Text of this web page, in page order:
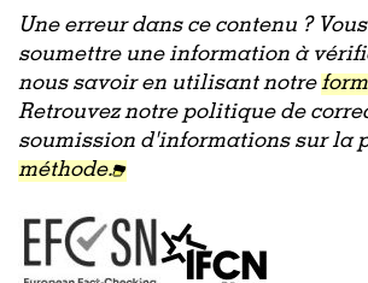
Une erreur dans ce contenu ?
soumettre une information à
nous savoir en utilisant notre
Retrouvez notre politique de
soumission d'informations sur la
méthode.